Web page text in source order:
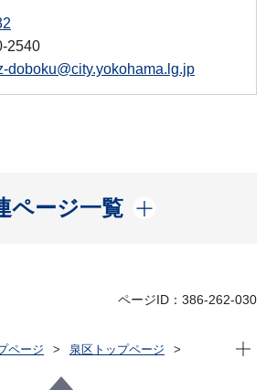
2540
doboku@city.yokohama.lg.jp
ページ一覧
開く
ページID：386-262-030
ページ
泉区トップページ
現在